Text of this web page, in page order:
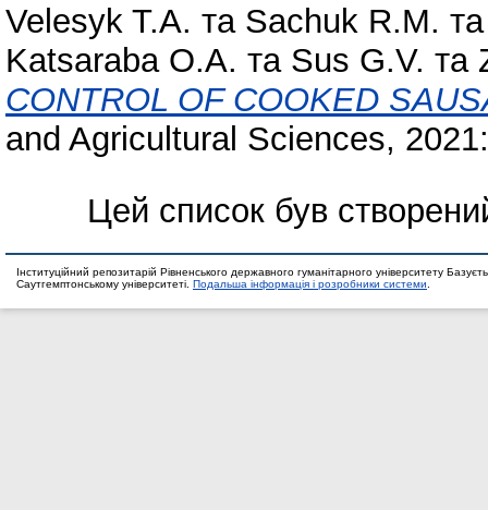
Velesyk T.A. та Sachuk R.M.
Katsaraba O.A. та Sus G.V. та
CONTROL OF COOKED
and Agricultural Sciences,
Цей список був
Інституційний репозитарій Рівненського державного гуманітарного університету
Саутгемптонському університеті. Подальша інформація і розробники системи